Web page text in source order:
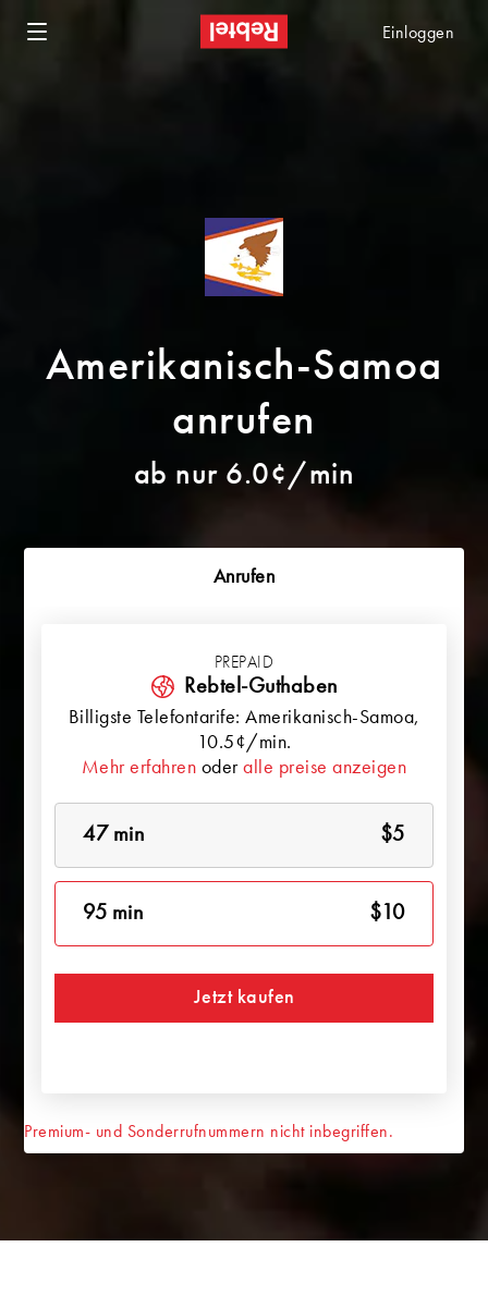
Einloggen
Amerikanisch-Samoa
anrufen
ab nur 6.0¢/min
Anrufen
PREPAID
Rebtel-Guthaben
Billigste Telefontarife: Amerikanisch-Samoa,
10.5¢/min.
Mehr erfahren oderalle preise anzeigen
47 min $5
95 min $10
Jetzt kaufen
Premium- und Sonderrufnummern nicht inbegriffen.